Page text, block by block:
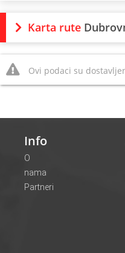
Karta rute
Ovi podaci su
Info
O
nama
Partneri